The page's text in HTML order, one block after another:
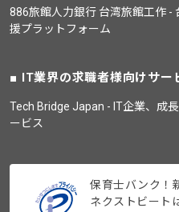
886旅館人力銀行 台湾旅館工作 -
援プラットフォーム
IT業界の求職者様向けサー
Tech Bridge Japan - IT企業、成
ービス
保育士バンク！
ネクストビート